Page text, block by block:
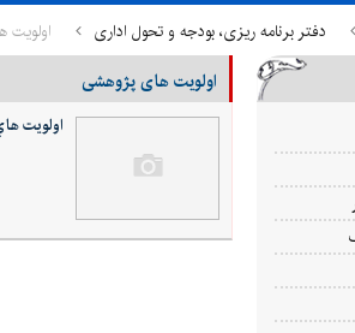
دفتر برنامه ریزی، بودجه و تحول اداری
اولویت های پژوهشی
اولويت